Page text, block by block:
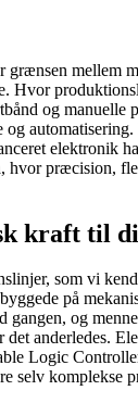
grænsen mellem
Hvor
og manuelle
og
elektronik
hvor præcision,
kraft til
som vi
på
gangen, og
anderledes.
Logic
selv komplekse